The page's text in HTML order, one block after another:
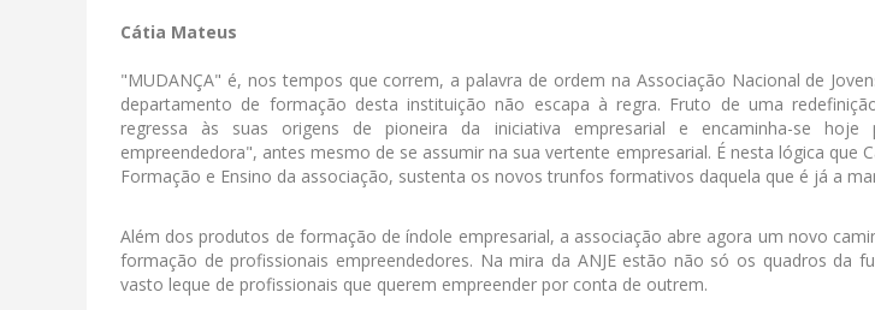
Cátia Mateus
"MUDANÇA" é, nos tempos que correm, a palavra de ordem na Associação Nacional de
departamento de formação desta instituição não escapa à regra. Fruto de uma
regressa às suas origens de pioneira da iniciativa empresarial e encaminha-se hoje
empreendedora", antes mesmo de se assumir na sua vertente empresarial. É nesta lógica que
Formação e Ensino da associação, sustenta os novos trunfos formativos daquela que é já a
Além dos produtos de formação de índole empresarial, a associação abre agora um novo
formação de profissionais empreendedores. Na mira da ANJE estão não só os quadros da
vasto leque de profissionais que querem empreender por conta de outrem.